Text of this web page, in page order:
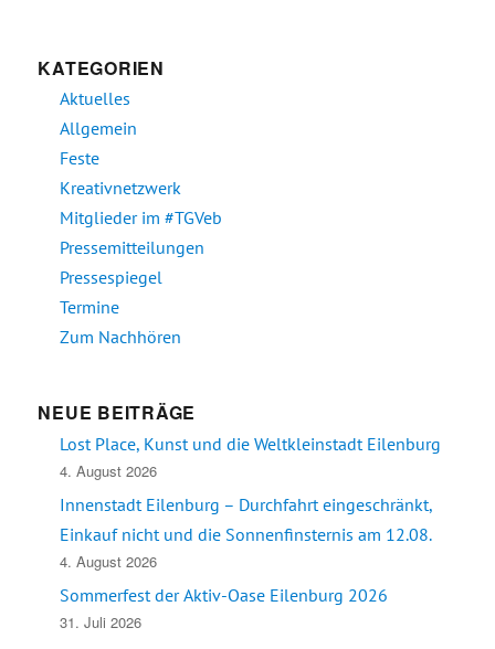
KATEGORIEN
Aktuelles
Allgemein
Feste
Kreativnetzwerk
Mitglieder im #TGVeb
Pressemitteilungen
Pressespiegel
Termine
Zum Nachhören
NEUE BEITRÄGE
Lost Place, Kunst und die Weltkleinstadt Eilenburg
4. August 2026
Innenstadt Eilenburg – Durchfahrt eingeschränkt,
Einkauf nicht und die Sonnenfinsternis am 12.08.
4. August 2026
Sommerfest der Aktiv-Oase Eilenburg 2026
31. Juli 2026